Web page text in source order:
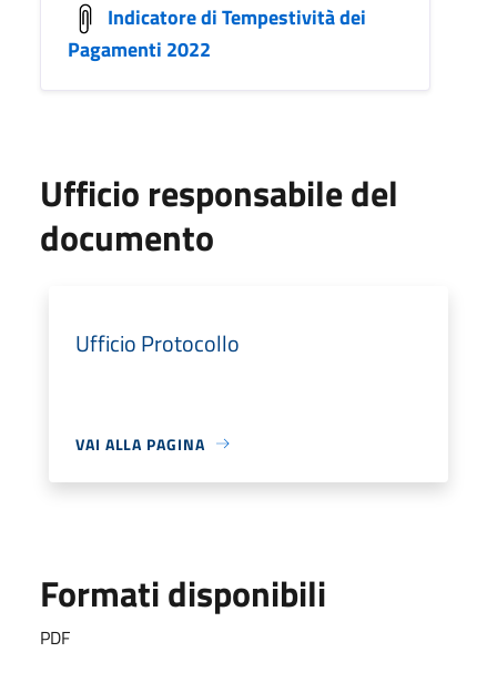
Indicatore di Tempestività dei
Pagamenti 2022
Ufficio responsabile del
documento
Ufficio Protocollo
VAI ALLA PAGINA
Formati disponibili
PDF